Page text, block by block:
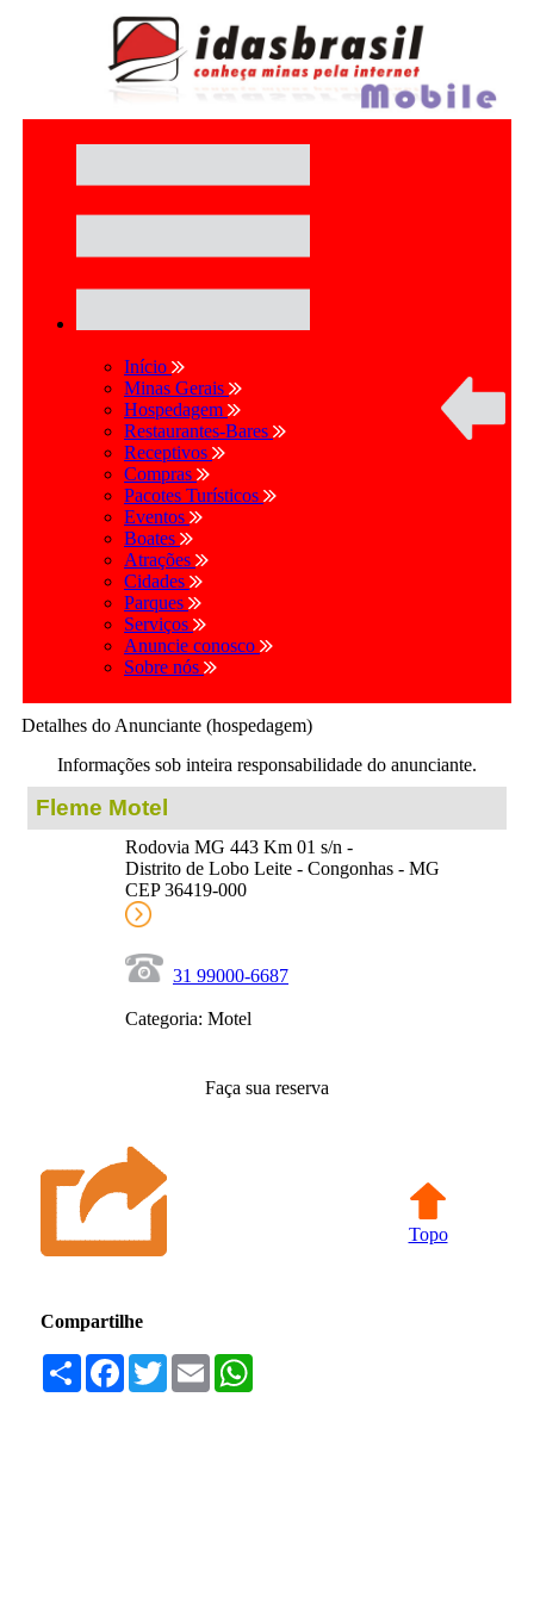
Início
Minas Gerais
Hospedagem
Restaurantes-Bares
Receptivos
Compras
Pacotes Turísticos
Eventos
Boates
Atrações
Cidades
Parques
Serviços
Anuncie conosco
Sobre nós
Detalhes do Anunciante (hospedagem)
Informações sob inteira responsabilidade do anunciante.
Fleme Motel
Rodovia MG 443 Km 01 s/n -
Distrito de Lobo Leite - Congonhas - MG
CEP 36419-000
31 99000-6687
Categoria: Motel
Faça sua reserva
Topo
Compartilhe
Compartilhar
Facebook
TwitterEmail